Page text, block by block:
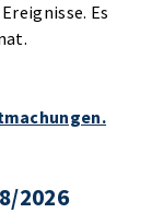
Es
2026